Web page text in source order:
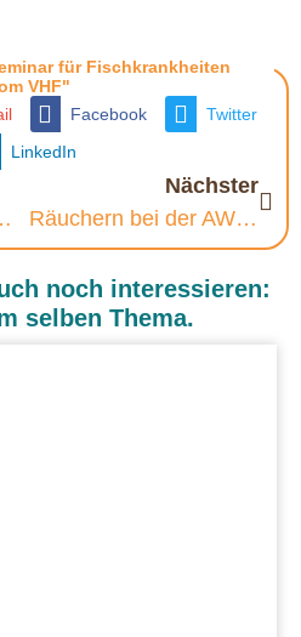
für Fischkrankheiten
VHF"
Facebook
Twitter
LinkedIn
Nächster
Räuchern bei der AWO Hadamar
noch interessieren:
selben Thema.